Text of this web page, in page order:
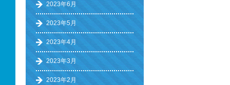
2023年6月
2023年5月
2023年4月
2023年3月
2023年2月